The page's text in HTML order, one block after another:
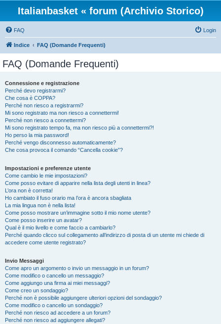
Italianbasket « forum (Archivio Storico)
FAQ Login
Indice FAQ (Domande Frequenti)
FAQ (Domande Frequenti)
Connessione e registrazione
Perché devo registrarmi?
Che cosa è COPPA?
Perché non riesco a registrarmi?
Mi sono registrato ma non riesco a connettermi!
Perché non riesco a connettermi?
Mi sono registrato tempo fa, ma non riesco più a connettermi?!
Ho perso la mia password!
Perché vengo disconnesso automaticamente?
Che cosa provoca il comando “Cancella cookie”?
Impostazioni e preferenze utente
Come cambio le mie impostazioni?
Come posso evitare di apparire nella lista degli utenti in linea?
L’ora non è corretta!
Ho cambiato il fuso orario ma l’ora è ancora sbagliata
La mia lingua non è nella lista!
Come posso mostrare un’immagine sotto il mio nome utente?
Come posso inserire un avatar?
Qual è il mio livello e come faccio a cambiarlo?
Perché quando clicco sul collegamento all’indirizzo di posta di un utente mi chiede di
accedere come utente registrato?
Invio Messaggi
Come apro un argomento o invio un messaggio in un forum?
Come modifico o cancello un messaggio?
Come aggiungo una firma ai miei messaggi?
Come creo un sondaggio?
Perché non è possibile aggiungere ulteriori opzioni del sondaggio?
Come modifico o cancello un sondaggio?
Perché non riesco ad accedere a un forum?
Perché non riesco ad aggiungere allegati?